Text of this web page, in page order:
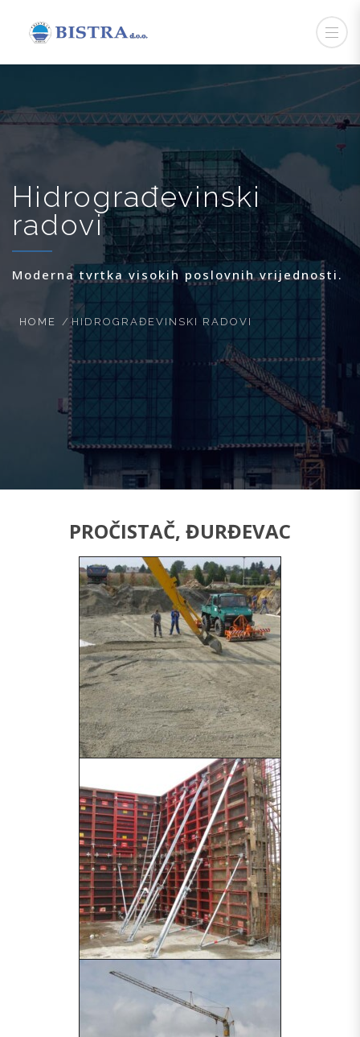
Hidrograđevinski
radovi
Moderna tvrtka visokih poslovnih vrijednosti.
HOME HIDROGRAĐEVINSKI RADOVI
PROČISTAČ, ĐURĐEVAC